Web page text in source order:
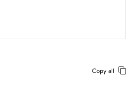
Copy all